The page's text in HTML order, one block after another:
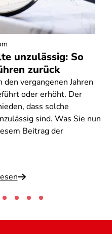
unzulässig: So
zurück
vergangenen Jahren
oder erhöht. Der
dass solche
sind. Was Sie nun
Beitrag der